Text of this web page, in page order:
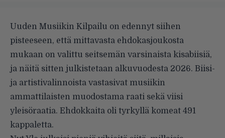
Uuden Musiikin Kilpailu on edennyt siihen
pisteeseen, että mittavasta ehdokasjoukosta
mukaan on valittu seitsemän varsinaista kisabiisiä,
ja näitä sitten julkistetaan alkuvuodesta 2026. Biisi-
ja artistivalinnoista vastasivat musiikin
ammattilaisten muodostama raati sekä viisi
yleisöraatia. Ehdokkaita oli tyrkyllä komeat 491
kappaletta.